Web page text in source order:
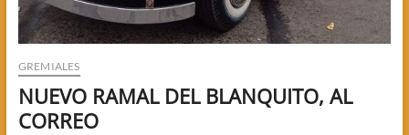
GREMIALES
NUEVO RAMAL DEL BLANQUITO, AL
CORREO